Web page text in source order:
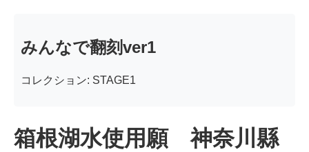
みんなで翻刻ver1
コレクション: STAGE1
箱根湖水使用願 神奈川縣